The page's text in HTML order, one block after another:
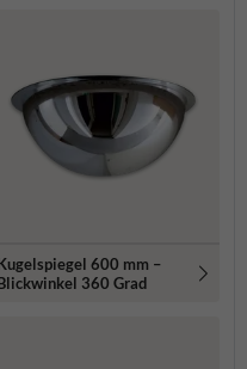
600 mm –
360 Grad